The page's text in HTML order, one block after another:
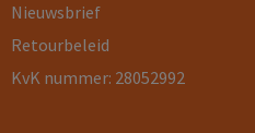
Nieuwsbrief
Retourbeleid
KvK nummer: 28052992